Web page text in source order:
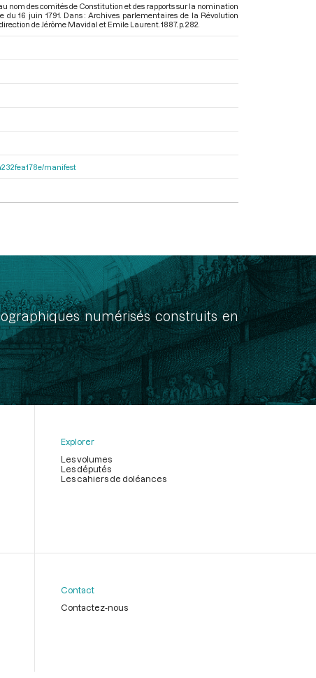
nom des comités de Constitution et des rapports sur la nomination
16 juin 1791. Dans : Archives parlementaires de la Révolution
direction de Jérôme Mavidal et Emile Laurent. 1887. p. 282.
manifest
numérisés construits en
Explorer
Les volumes
Les députés
Les cahiers de doléances
Contact
Contactez-nous